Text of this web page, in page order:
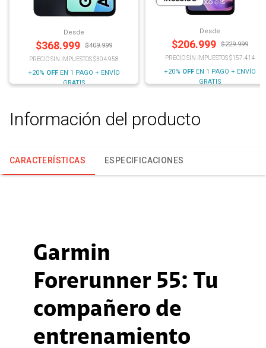
Desde
$368.999 $409.999
PRECIO SIN IMPUESTOS $304.958
+20% OFF EN 1 PAGO + ENVÍO
GRATIS
Desde
$206.999 $229.999
PRECIO SIN IMPUESTOS $157.414
+20% OFF EN 1 PAGO + ENVÍO
GRATIS
Información del producto
CARACTERÍSTICAS ESPECIFICACIONES
Garmin
Forerunner 55: Tu
compañero de
entrenamiento